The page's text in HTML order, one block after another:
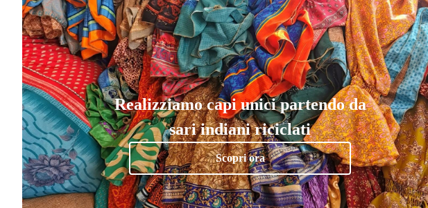
Realizziamo capi unici partendo da
sari indiani riciclati
Scopri ora